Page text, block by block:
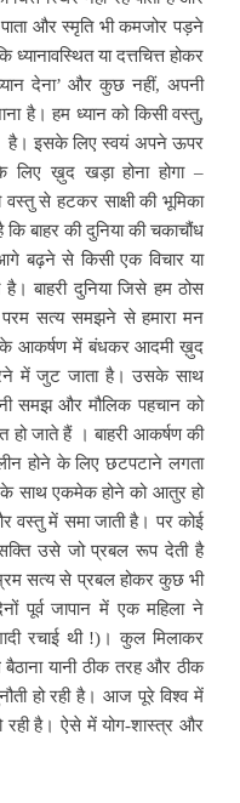
और स्मृति भी कमजोर पड़ने
या दत्तचित्त होकर
देना’ और कुछ नहीं, अपनी
है। हम ध्यान को किसी वस्तु,
है। इसके लिए स्वयं अपने ऊपर
लिए ख़ुद खड़ा होना होगा –
से हटकर साक्षी की भूमिका
बाहर की दुनिया की चकाचौंध
बढ़ने से किसी एक विचार या
बाहरी दुनिया जिसे हम ठोस
सत्य समझने से हमारा मन
आकर्षण में बंधकर आदमी ख़ुद
में जुट जाता है। उसके साथ
समझ और मौलिक पहचान को
जाते हैं । बाहरी आकर्षण की
होने के लिए छटपटाने लगता
के साथ एकमेक होने को आतुर हो
वस्तु में समा जाती है। पर कोई
उसे जो प्रबल रूप देती है
सत्य से प्रबल होकर कुछ भी
पूर्व जापान में एक महिला ने
रचाई थी !)। कुल मिलाकर
यानी ठीक तरह और ठीक
हो रही है। आज पूरे विश्व में
रही है। ऐसे में योग-शास्त्र और